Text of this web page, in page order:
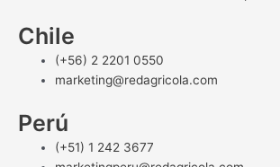
Chile
(+56) 2 2201 0550
marketing@redagricola.com
Perú
(+51) 1 242 3677